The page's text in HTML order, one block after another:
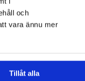
och
vara ännu mer
Tillåt alla